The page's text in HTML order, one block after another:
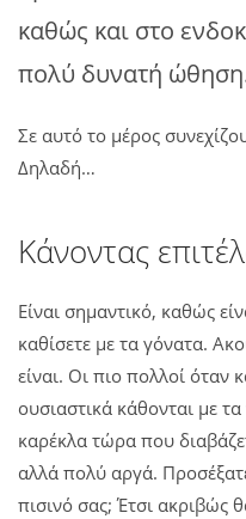
καθώς και στο
πολύ δυνατή
Σε αυτό το μέρος
Δηλαδή…
Κάνοντας
Είναι σημαντικό, καθώς
καθίσετε με τα γόνατα.
είναι. Οι πιο πολλοί όταν
ουσιαστικά κάθονται με
καρέκλα τώρα που
αλλά πολύ αργά.
πισινό σας; Έτσι ακριβώς